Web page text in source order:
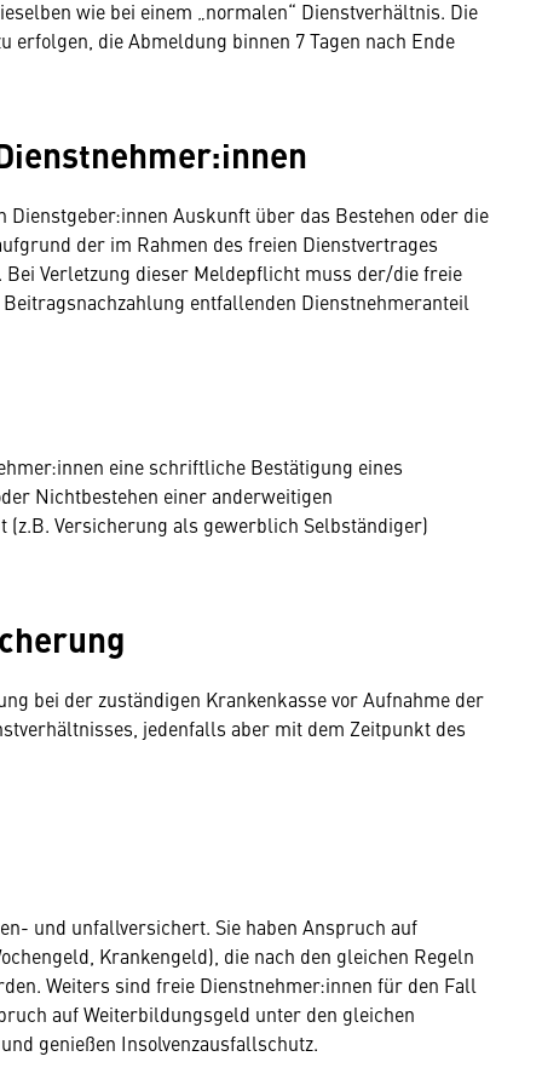
wie bei einem „normalen“ Dienstverhältnis. Die
die Abmeldung binnen 7 Tagen nach Ende
Auskunft über das Bestehen oder die
der im Rahmen des freien Dienstvertrages
Verletzung dieser Meldepflicht muss der/die freie
entfallenden Dienstnehmeranteil
eine schriftliche Bestätigung eines
Nichtbestehen einer anderweitigen
Versicherung als gewerblich Selbständiger)
bei der zuständigen Krankenkasse vor Aufnahme der
jedenfalls aber mit dem Zeitpunkt des
und unfallversichert. Sie haben Anspruch auf
Krankengeld), die nach den gleichen Regeln
Weiters sind freie Dienstnehmer:innen für den Fall
auf Weiterbildungsgeld unter den gleichen
genießen Insolvenzausfallschutz.